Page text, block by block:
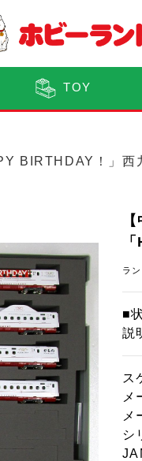
TOY
BIRTHDAY！」西
ラン
■
説
ス
メ
メ
シ